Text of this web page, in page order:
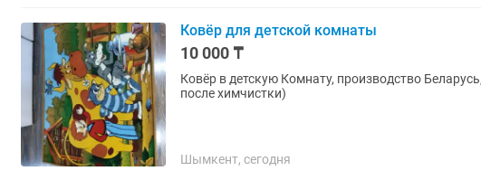
Ковёр для детской комнаты
10 000 ₸
Ковёр в детскую Комнату, производство Беларусь, размер
после химчистки)
Шымкент, сегодня